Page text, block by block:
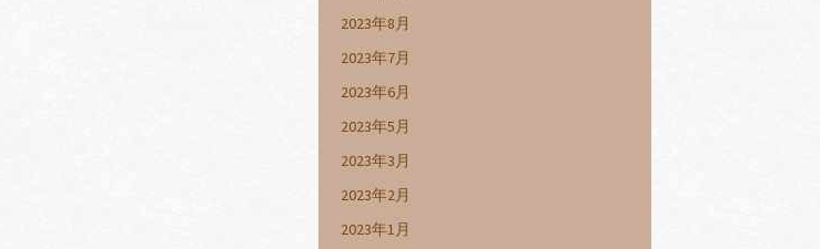
2023年8月
2023年7月
2023年6月
2023年5月
2023年3月
2023年2月
2023年1月